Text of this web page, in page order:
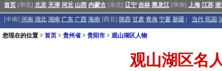
首页 [华北] 北京 天津 河北 山西 内蒙古 [东北] 辽宁 吉林 黑龙江 [华东] 上海 江苏
[中南] 河南 湖北 湖南 广东 广西 海南 [西北] 陕西 甘肃 青海 宁夏 新疆 当代 民国
您现在的位置 > 首页 > 贵州省> 贵阳市 > 观山湖区人物
观山湖区名